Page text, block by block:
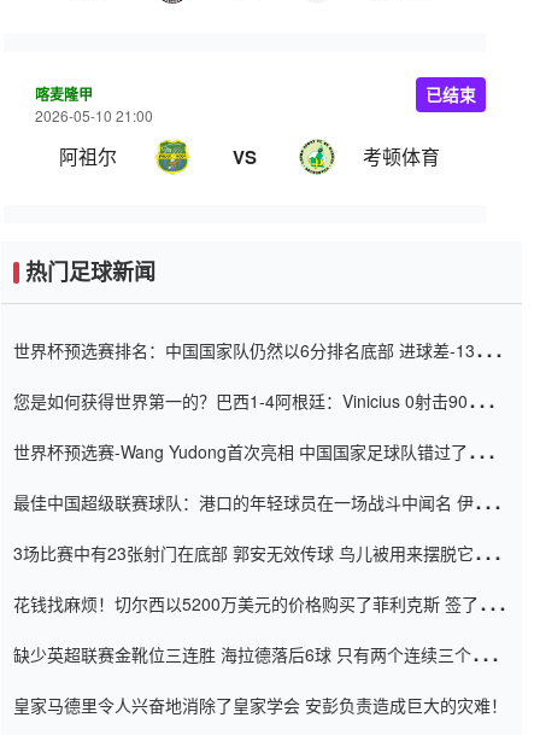
喀麦隆甲
2026-05-10 21:00
阿祖尔 VS 考顿体育
已结束
热门足球新闻
世界杯预选赛排名：中国国家队仍然以6分排名底部 进球差-13令人
您是如何获得世界第一的？巴西1-4阿根廷：Vinicius 0射击90分钟
世界杯预选赛-Wang Yudong首次亮相 中国国家足球队错过了世界
最佳中国超级联赛球队：港口的年轻球员在一场战斗中闻名 伊万放
3场比赛中有23张射门在底部 郭安无效传球 鸟儿被用来摆脱它
花钱找麻烦！切尔西以5200万美元的价格购买了菲利克斯 签了7年
缺少英超联赛金靴位三连胜 海拉德落后6球 只有两个连续三个连续
皇家马德里令人兴奋地消除了皇家学会 安彭负责造成巨大的灾难！